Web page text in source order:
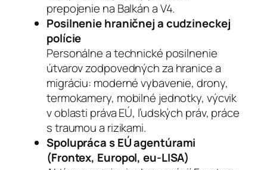
prepojenie na Balkán a V4.
Posilnenie hraničnej a cudzineckej
polície
Personálne a technické posilnenie
útvarov zodpovedných za hranice a
migráciu: moderné vybavenie, drony,
termokamery, mobilné jednotky, výcvik
v oblasti práva EÚ, ľudských práv, práce
s traumou a rizikami.
Spolupráca s EÚ agentúrami
(Frontex, Europol, eu-LISA)